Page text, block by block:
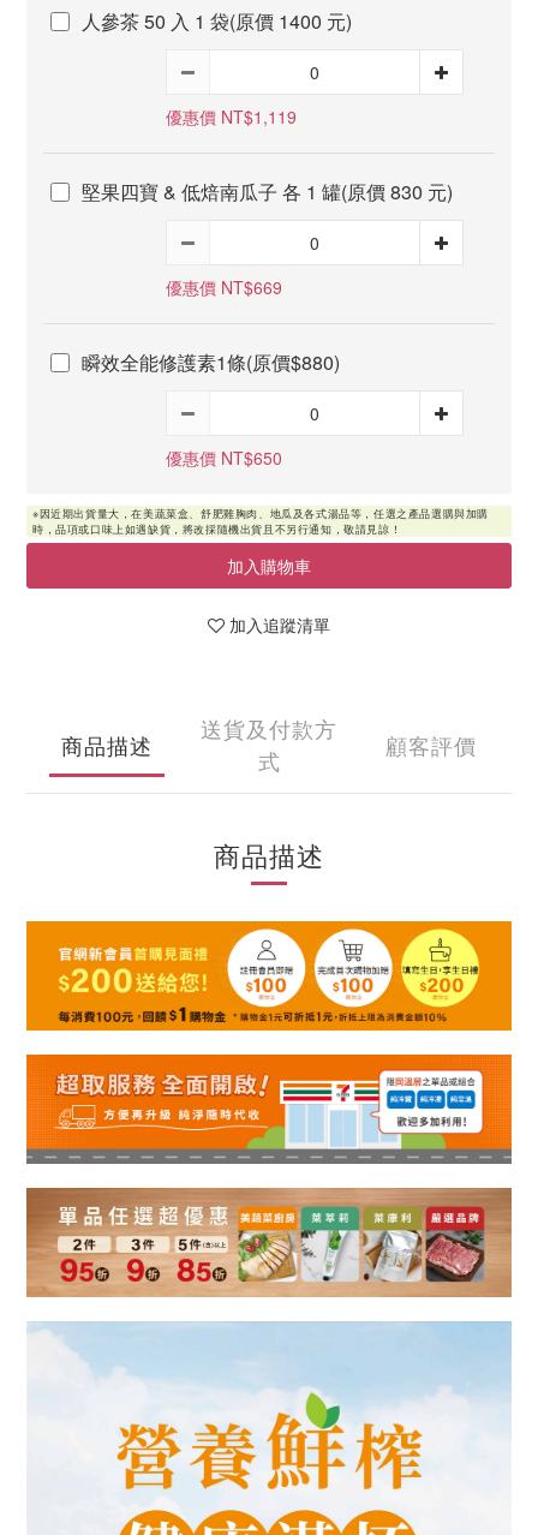
人參茶 50 入 1 袋(原價 1400 元)
優惠價 NT$1,119
堅果四寶 & 低焙南瓜子 各 1 罐(原價 830 元)
優惠價 NT$669
瞬效全能修護素1條(原價$880)
優惠價 NT$650
加入購物車
加入追蹤清單
商品描述
送貨及付款方
式
顧客評價
商品描述